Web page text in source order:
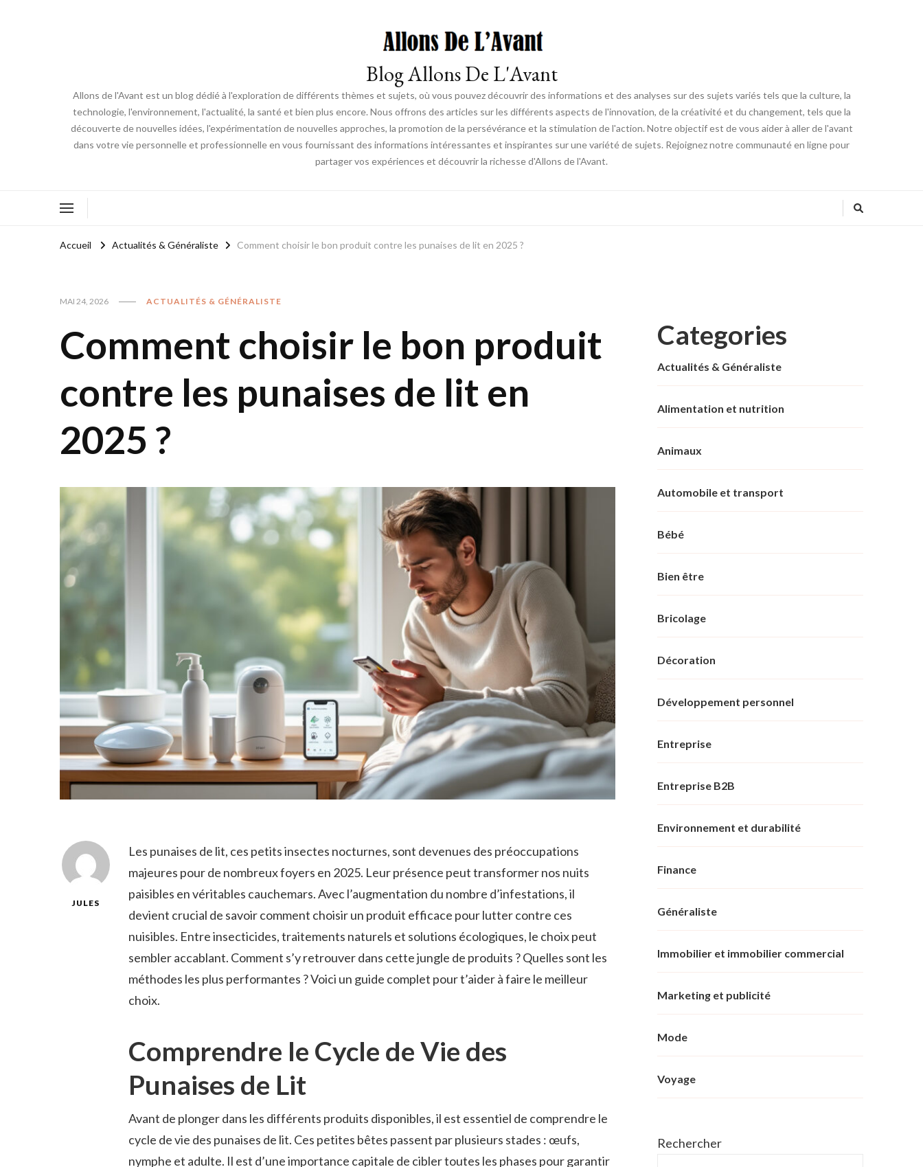
Blog Allons De L'Avant
Allons de l'Avant est un blog dédié à l'exploration de différents thèmes et sujets, où vous pouvez découvrir des informations et des analyses sur des sujets variés tels que la culture, la
technologie, l'environnement, l'actualité, la santé et bien plus encore. Nous offrons des articles sur les différents aspects de l'innovation, de la créativité et du changement, tels que la
découverte de nouvelles idées, l'expérimentation de nouvelles approches, la promotion de la persévérance et la stimulation de l'action. Notre objectif est de vous aider à aller de l'avant
dans votre vie personnelle et professionnelle en vous fournissant des informations intéressantes et inspirantes sur une variété de sujets. Rejoignez notre communauté en ligne pour
partager vos expériences et découvrir la richesse d'Allons de l'Avant.
Accueil Actualités & Généraliste Comment choisir le bon produit contre les punaises de lit en 2025 ?
MAI 24, 2026 ACTUALITÉS & GÉNÉRALISTE
Comment choisir le bon produit
contre les punaises de lit en
2025 ?
JULES
Les punaises de lit, ces petits insectes nocturnes, sont devenues des préoccupations
majeures pour de nombreux foyers en 2025. Leur présence peut transformer nos nuits
paisibles en véritables cauchemars. Avec l’augmentation du nombre d’infestations, il
devient crucial de savoir comment choisir un produit efficace pour lutter contre ces
nuisibles. Entre insecticides, traitements naturels et solutions écologiques, le choix peut
sembler accablant. Comment s’y retrouver dans cette jungle de produits ? Quelles sont les
méthodes les plus performantes ? Voici un guide complet pour t’aider à faire le meilleur
choix.
Comprendre le Cycle de Vie des
Punaises de Lit
Avant de plonger dans les différents produits disponibles, il est essentiel de comprendre le
cycle de vie des punaises de lit. Ces petites bêtes passent par plusieurs stades : œufs,
nymphe et adulte. Il est d’une importance capitale de cibler toutes les phases pour garantir
Categories
Actualités & Généraliste
Alimentation et nutrition
Animaux
Automobile et transport
Bébé
Bien être
Bricolage
Décoration
Développement personnel
Entreprise
Entreprise B2B
Environnement et durabilité
Finance
Généraliste
Immobilier et immobilier commercial
Marketing et publicité
Mode
Voyage
Rechercher